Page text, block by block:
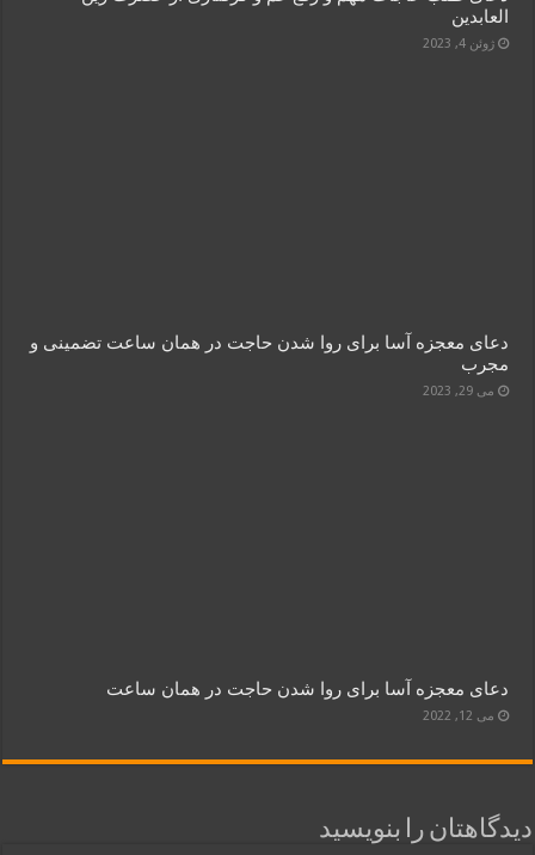
العابدین
ژوئن 4, 2023
دعای معجزه آسا برای روا شدن حاجت در همان ساعت تضمینی و
مجرب
می 29, 2023
دعای معجزه آسا برای روا شدن حاجت در همان ساعت
می 12, 2022
دیدگاهتان را بنویسید